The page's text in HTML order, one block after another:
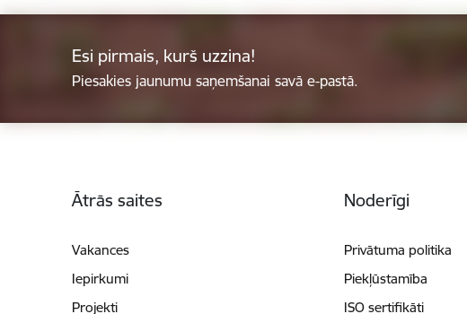
Esi pirmais, kurš uzzina!
Piesakies jaunumu saņemšanai savā e-pastā.
Ātrās saites
Vakances
Iepirkumi
Projekti
Noderīgi
Privātuma politika
Piekļūstamība
ISO sertifikāti